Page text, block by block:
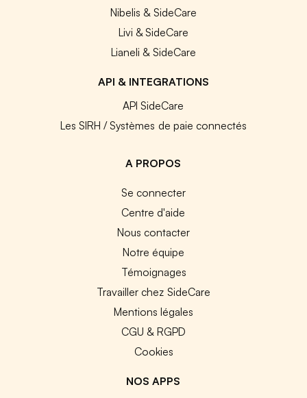
Nibelis & SideCare
Livi & SideCare
Lianeli & SideCare
API & INTEGRATIONS
API SideCare
Les SIRH / Systèmes de paie connectés
A PROPOS
Se connecter
Centre d'aide
Nous contacter
Notre équipe
Témoignages
Travailler chez SideCare
Mentions légales
CGU & RGPD
Cookies
NOS APPS